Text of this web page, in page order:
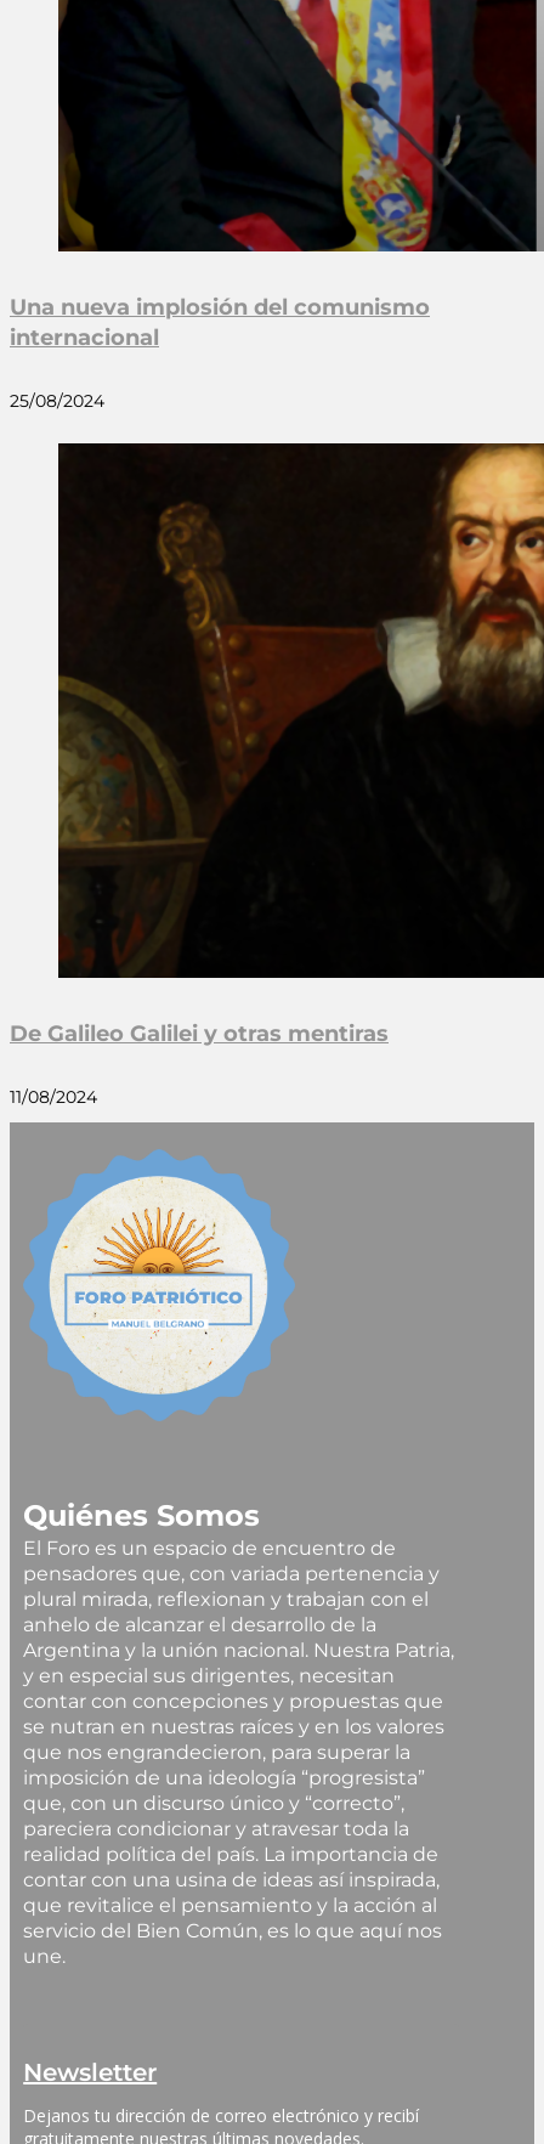
Una nueva implosión del comunismo
internacional
25/08/2024
De Galileo Galilei y otras mentiras
11/08/2024
Quiénes Somos
El Foro es un espacio de encuentro de
pensadores que, con variada pertenencia y
plural mirada, reflexionan y trabajan con el
anhelo de alcanzar el desarrollo de la
Argentina y la unión nacional. Nuestra Patria,
y en especial sus dirigentes, necesitan
contar con concepciones y propuestas que
se nutran en nuestras raíces y en los valores
que nos engrandecieron, para superar la
imposición de una ideología “progresista”
que, con un discurso único y “correcto”,
pareciera condicionar y atravesar toda la
realidad política del país. La importancia de
contar con una usina de ideas así inspirada,
que revitalice el pensamiento y la acción al
servicio del Bien Común, es lo que aquí nos
une.
Newsletter
Dejanos tu dirección de correo electrónico y recibí
gratuitamente nuestras últimas novedades.